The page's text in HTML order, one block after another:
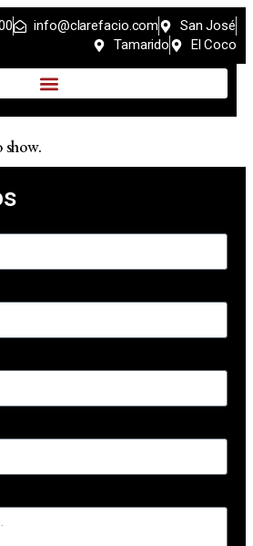
info@clarefacio.com
San José
Tamarido
El Coco
show.